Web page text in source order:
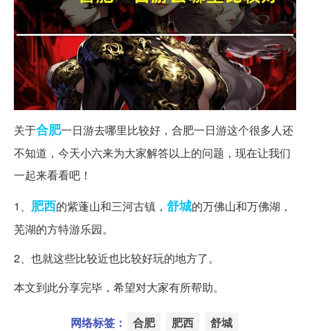
关于合肥一日游去哪里比较好，合肥一日游这个很多人还
不知道，今天小六来为大家解答以上的问题，现在让我们
一起来看看吧！
1、 肥西的紫蓬山和三河古镇， 舒城的万佛山和万佛湖，
芜湖的方特游乐园。
2、也就这些比较近也比较好玩的地方了。
本文到此分享完毕，希望对大家有所帮助。
网络标签： 合肥 肥西 舒城